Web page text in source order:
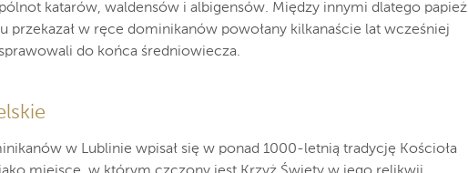
katarów, waldensów i albigensów. Między innymi dlatego papież
przekazał w ręce dominikanów powołany kilkanaście lat wcześniej
do końca średniowiecza.
w Lublinie wpisał się w ponad 1000-letnią tradycję Kościoła